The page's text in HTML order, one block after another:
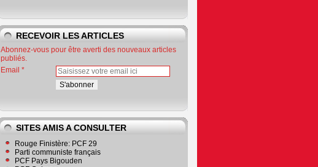
RECEVOIR LES ARTICLES
Abonnez-vous pour être averti des nouveaux articles
publiés.
Email
SITES AMIS A CONSULTER
Rouge Finistère: PCF 29
Parti communiste français
PCF Pays Bigouden